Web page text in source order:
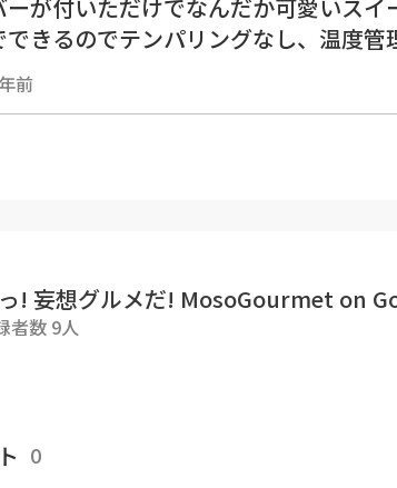
が付いただけでなんだか可愛いス
きるのでテンパリングなし、温度
食用色素を様子を見ながら加え、好
（１）を加え、メレンゲをできる
予熱したオーブンで10分程焼く。
前
! 妄想グルメだ! MosoGourmet on
者数 9人
0